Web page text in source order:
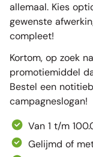
allemaal. Kies
gewenste
compleet!
Kortom, op zoek
promotiemiddel
Bestel een
campagneslogan!
Van 1 t/m
Gelijmd of